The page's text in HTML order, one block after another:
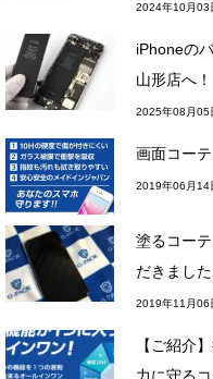
2024年10月03
iPhoneの
山形店へ！
2025年08月05
画面コー
2019年06月14
塗るコー
だきました
2019年11月06
【ご紹介
力に守る